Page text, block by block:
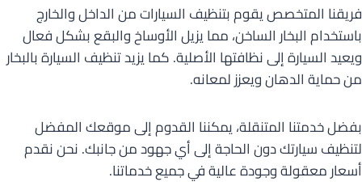
فريقنا المتخصص يقوم بتنظيف السيارات من الداخل والخارج
باستخدام البخار الساخن، مما يزيل الأوساخ والبقع بشكل فعال
ويعيد السيارة إلى نظافتها الأصلية. كما يزيد تنظيف السيارة بالبخار
من حماية الدهان ويعزز لمعانه.
بفضل خدمتنا المتنقلة، يمكننا القدوم إلى موقعك المفضل
لتنظيف سيارتك دون الحاجة إلى أي جهود من جانبك. نحن نقدم
أسعار معقولة وجودة عالية في جميع خدماتنا.